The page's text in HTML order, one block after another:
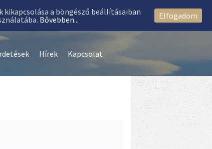
Hírek Kapcsolat
a böngésző beállításaiban
Bővebben... Elfogadom